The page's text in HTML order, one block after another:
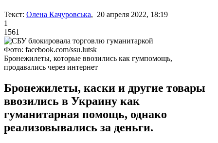
Текст: Олена Качуровська, 20 апреля 2022, 18:19
1
1561
Фото: facebook.com/ssu.lutsk
Бронежилеты, которые ввозились как гумпомощь,
продавались через интернет
Бронежилеты, каски и другие товары
ввозились в Украину как
гуманитарная помощь, однако
реализовывались за деньги.